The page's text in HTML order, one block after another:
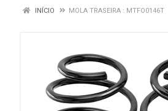
INÍCIO MOLA TRASEIRA : MTFO0146T